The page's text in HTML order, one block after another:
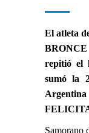
El atleta
repitió el
sumó la
Samorano